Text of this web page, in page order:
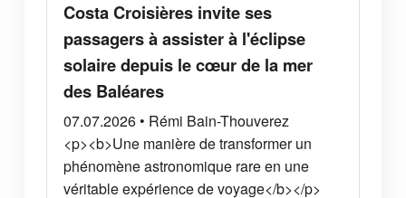
Costa Croisières invite ses
passagers à assister à l'éclipse
solaire depuis le cœur de la mer
des Baléares
07.07.2026 • Rémi Bain-Thouverez
<p><b>Une manière de transformer un
phénomène astronomique rare en une
véritable expérience de voyage</b></p>